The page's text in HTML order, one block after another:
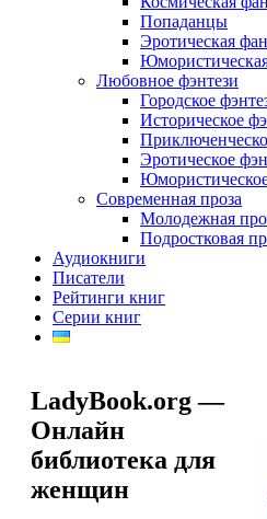
Попаданцы
Эротическая
Любовное фэнтези
Городское
Историческое
Эротическое
Современная проза
Молодежная
Подростковая
Аудиокниги
Писатели
Рейтинги книг
Серии книг
LadyBook.org —
Онлайн
библиотека для
женщин